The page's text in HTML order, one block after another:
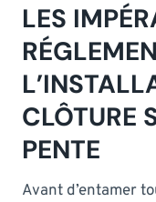
LES
CLÔTURE
PENTE
Avant d’entamer